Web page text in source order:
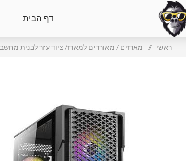
דף הבית
ראשי / מארזים / מאוררים למארז/ ציוד עזר לבנית מחשב